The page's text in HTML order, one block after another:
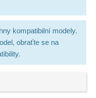
kompatibilní modely.
obraťte se na